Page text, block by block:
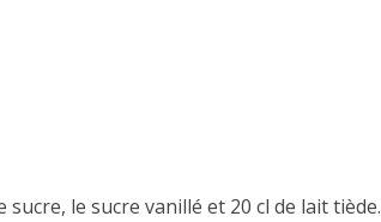
le sucre vanillé et 20 cl de lait tiède.